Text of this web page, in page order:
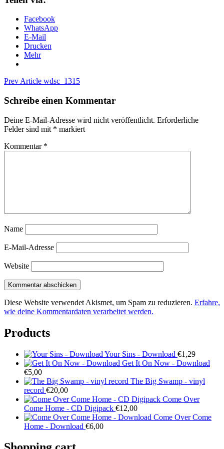
Facebook
WhatsApp
E-Mail
Drucken
Mehr
Beitragsnavigation
Previous
Prev Article wdsc_1315
Schreibe einen Kommentar
Deine E-Mail-Adresse wird nicht veröffentlicht. Erforderliche
Felder sind mit * markiert
Kommentar *
Name
E-Mail-Adresse
Website
Diese Website verwendet Akismet, um Spam zu reduzieren. Erfahre,
wie deine Kommentardaten verarbeitet werden.
Products
Your Sins - Download €1,29
Get It On Now - Download
€5,00
The Big Swamp - vinyl
record €20,00
Come Over
Come Home - CD Digipack €12,00
Come Over Come
Home - Download €6,00